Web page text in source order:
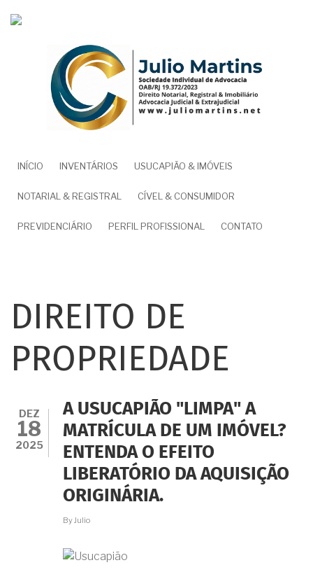
para
NAVEGAÇÃO
PRINCIPAL
INÍCIO INVENTÁRIOS USUCAPIÃO & IMÓVEIS
NOTARIAL & REGISTRAL CÍVEL & CONSUMIDOR
PREVIDENCIÁRIO PERFIL PROFISSIONAL CONTATO
DIREITO DE
PROPRIEDADE
DEZ
18
2025
A USUCAPIÃO "LIMPA" A
MATRÍCULA DE UM IMÓVEL?
ENTENDA O EFEITO
LIBERATÓRIO DA AQUISIÇÃO
ORIGINÁRIA.
By Julio